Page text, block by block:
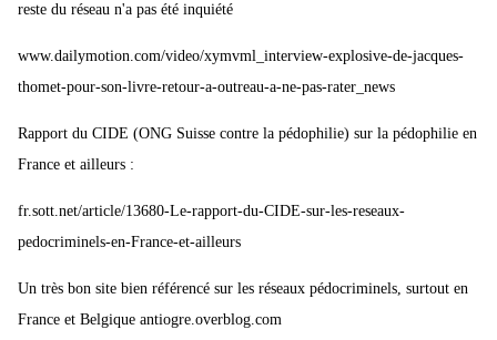
reste du réseau n'a pas été inquiété
www.dailymotion.com/video/xymvml_interview-explosive-de-jacques-
thomet-pour-son-livre-retour-a-outreau-a-ne-pas-rater_news
Rapport du CIDE (ONG Suisse contre la pédophilie) sur la pédophilie en
France et ailleurs :
fr.sott.net/article/13680-Le-rapport-du-CIDE-sur-les-reseaux-
pedocriminels-en-France-et-ailleurs
Un très bon site bien référencé sur les réseaux pédocriminels, surtout en
France et Belgique antiogre.overblog.com